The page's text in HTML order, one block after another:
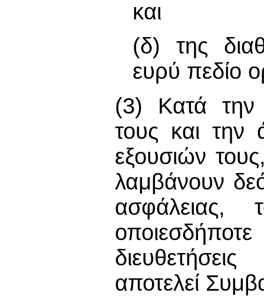
και
(δ) της
ευρύ πεδίο
(3) Κατά την
τους και την
εξουσιών
λαμβάνουν
ασφάλειας,
αποτελεί